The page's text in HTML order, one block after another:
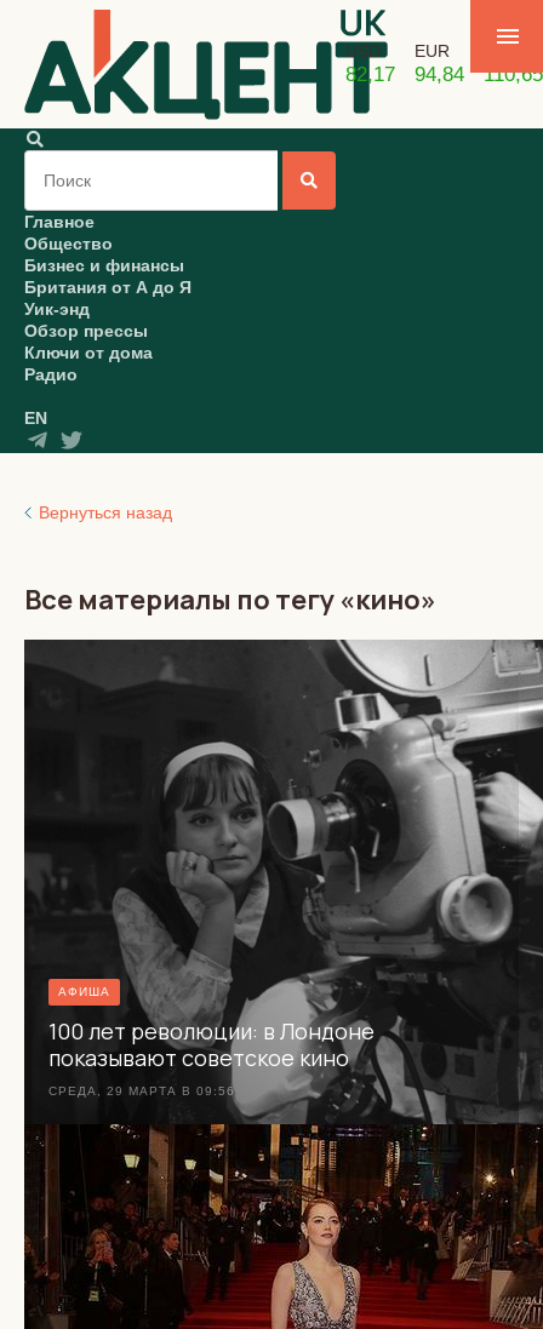
USD
82,17
EUR
94,84 110,65
Главное
Общество
Бизнес и финансы
Британия от А до Я
Уик-энд
Обзор прессы
Ключи от дома
Радио
EN
Вернуться назад
Все материалы по тегу «кино»
АФИША
100 лет революции: в Лондоне
показывают советское кино
СРЕДА, 29 МАРТА В 09:56